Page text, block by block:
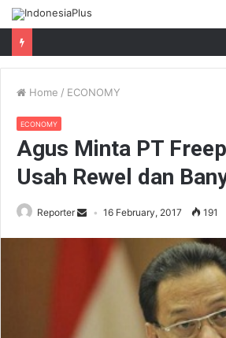
Home / ECONOMY
ECONOMY
Agus Minta PT
Usah Rewel dan
Reporter 16 February, 2017 191